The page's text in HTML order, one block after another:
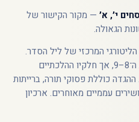
י׳, א׳ — מקור הקישור של
הגאולה.
המרכזי של ליל הסדר.
נוסחה הקדום נחתם במאות ה־8–9, אך חלקיו ההלכתיים
כוללת פסוקי תורה, ברייתות
ושירים עממיים מאוחרים. ארכיון